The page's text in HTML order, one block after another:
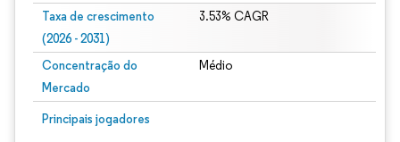
Taxa de crescimento
(2026 - 2031)
3.53% CAGR
Concentração do
Mercado
Médio
Principais jogadores
Imagem © Mordor Intelligence. O reuso requer atribuição conforme CC BY 4.0.